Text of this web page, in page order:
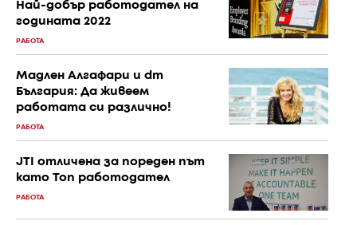
Най-добър работодател на
годината 2022
РАБОТА
Мадлен Алгафари и dm
България: Да живеем
работата си различно!
РАБОТА
JTI отличена за пореден път
като Топ работодател
РАБОТА